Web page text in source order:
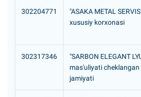
302204771
"ASAKA METAL
xususiy korxonasi
302317346
"SARBON ELEGANT
mas'uliyati cheklangan
jamiyati